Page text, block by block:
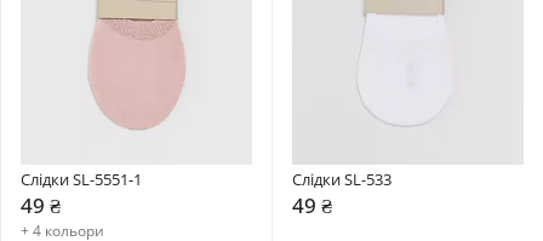
Слідки SL-5551-1
49 ₴
+ 4 кольори
Слідки SL-533
49 ₴